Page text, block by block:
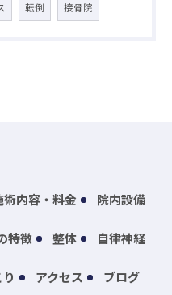
転倒 接骨院
術内容・料金 院内設備
特徴 整体 自律神経
アクセス ブログ